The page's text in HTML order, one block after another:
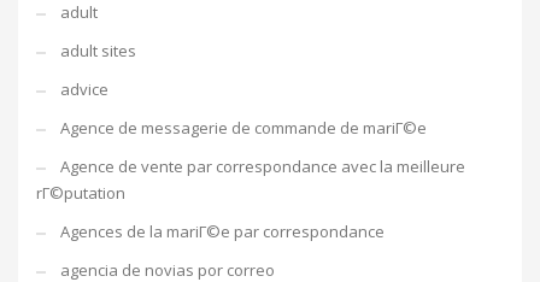
adult
adult sites
advice
Agence de messagerie de commande de mariГ©e
Agence de vente par correspondance avec la meilleure
rГ©putation
Agences de la mariГ©e par correspondance
agencia de novias por correo